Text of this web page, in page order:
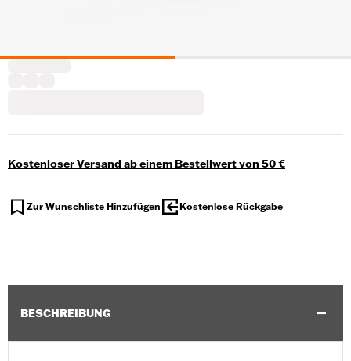
Kostenloser Versand ab einem Bestellwert von 50 €
Zur Wunschliste Hinzufügen Kostenlose Rückgabe
BESCHREIBUNG